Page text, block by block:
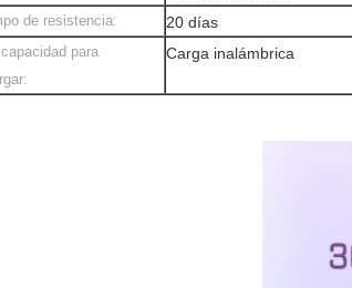
de resistencia: 20 días
para
Carga inalámbrica